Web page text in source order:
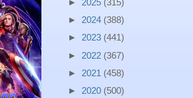
► 2024 (388)
► 2023 (441)
► 2022 (367)
► 2021 (458)
► 2020 (500)